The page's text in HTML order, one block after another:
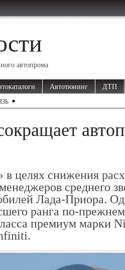
автопрома
Автотюнинг ДТП
снижения
среднего
Лада-Приора.
ранга по-
премиум марки